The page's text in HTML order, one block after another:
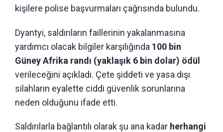
kişilere polise başvurmaları çağrısında bulundu.
Dyantyi, saldırıların faillerinin yakalanmasına
yardımcı olacak bilgiler karşılığında 100 bin
Güney Afrika randı (yaklaşık 6 bin dolar) ödül
verileceğini açıkladı. Çete şiddeti ve yasa dışı
silahların eyalette ciddi güvenlik sorunlarına
neden olduğunu ifade etti.
Saldırılarla bağlantılı olarak şu ana kadar herhangi